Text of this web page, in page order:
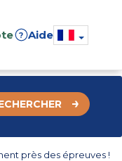
? Aide
près des épreuves !